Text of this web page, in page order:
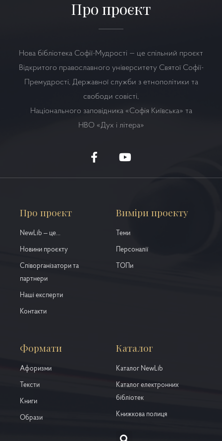
Про проєкт
Нова бібліотека Софії-Мудрості — це спільний проєкт
Відкритого православного університету Святої Софії-
Премудрості, Державної служби з етнополітики та
свободи совісті,
Національного заповідника «Софія Київська» та
НВО «Дух і літера»
Про проєкт
NewLib – це...
Новини проєкту
Співорганізатори та
партнери
Наші експерти
Контакти
Виміри проекту
Теми
Персоналії
ТОПи
Формати
Афоризми
Тексти
Книги
Образи
Каталог
Каталог NewLib
Каталог електронних
бібліотек
Книжкова полиця